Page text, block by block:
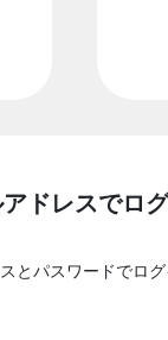
アドレスでロ
とパスワードでログ